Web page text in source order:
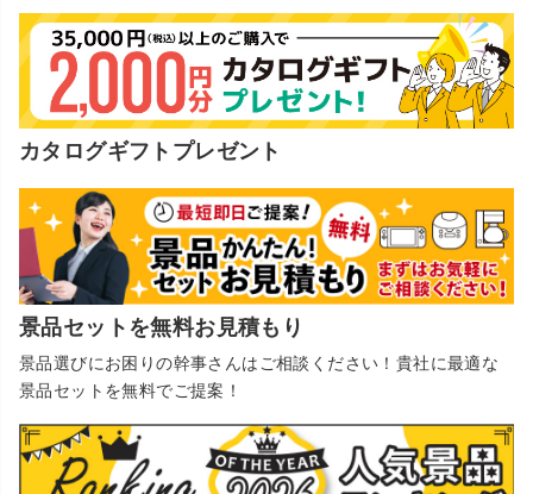
カタログギフトプレゼント
景品セットを無料お見積もり
景品選びにお困りの幹事さんはご相談ください！貴社に最適な
景品セットを無料でご提案！